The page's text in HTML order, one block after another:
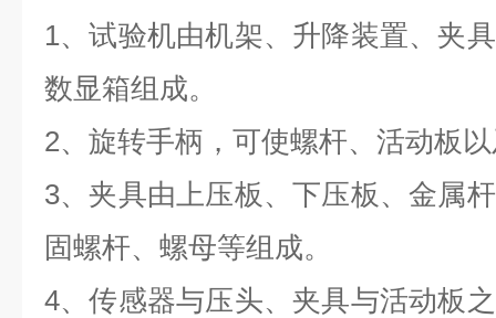
1、试验机由机架、升降装置、夹
数显箱组成。
2、旋转手柄，可使螺杆、活动板
3、夹具由上压板、下压板、金属
固螺杆、螺母等组成。
4、传感器与压头、夹具与活动板